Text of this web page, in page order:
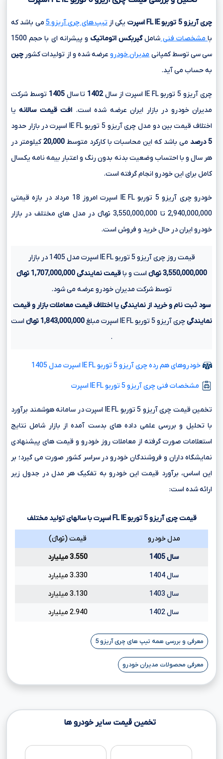
چری آریزو5 توربوIE
FLاسپرت یکی از تیپ های چری آریزو 5
می باشد که
بامشخصات فنی شاملگیربکس اتوماتیک و پیشرانه ای با حجم 1500
سی سی توسط کمپانی مدیران خودروعرضه شده و از تولیدات کشور چین
به حساب می آید.
چری آریزو 5 توربو IE FL اسپرت از سال 1402 تا سال1405 توسط شرکت
مدیران خودرو در بازار ایران عرضه شده است. افت قیمت سالانهیا
اختلاف قیمت بین دو مدل چری آریزو 5 توربو IE FL اسپرت در بازار حدود
5 درصد
می باشد که این محاسبات با کارکرد متوسط 20,000 کیلومتر در
هر سال و با احتساب وضعیت بدنه بدون رنگ و اعتبار بیمه نامه یکسال
کامل برای این خودرو انجام گرفته است.
خودرو چری آریزو 5 توربو IE FL اسپرت امروز 18 مرداد در بازه قیمتی
2,940,000,000 تا 3,550,000,000 تومانءءء در مدل های مختلف در بازار
خودرو ایران در حال خرید و فروش است.
قیمت روز چری آریزو 5 توربو IE FL اسپرت مدل 1405 در بازار
3,550,000,000 تومانءءء
است و باقیمت نمایندگی1,707,000,000 تومانءءء
توسط شرکت مدیران خودرو عرضه می شود.
سود ثبت نام و خرید از نمایندگی یا اختلاف قیمت معاملات بازار و قیمت
نمایندگیچری آریزو 5 توربو IE FL اسپرت مبلغ 1,843,000,000 تومانءءء
است
.
خودروهای هم رده چری آریزو 5 توربو IE FL اسپرت مدل 1405
مشخصات فنی چری آریزو 5 توربو IE FL اسپرت
تخمین قیمت چری آریزو 5 توربو IE FL اسپرت در سامانه هوشمند برآورد
با تحلیل و بررسی علمی داده های بدست آمده از بازار شامل نتایج
استعلامات صورت گرفته از معاملات روز خودرو و قیمت های پیشنهادی
نمایشگاه داران و فروشندگان خودرو در سراسر کشور صورت می گیرد؛ بر
این اساس، برآورد قیمت این خودرو به تفکیک هر مدل در جدول زیر
ارائه شده است:
قیمت چری آریزو5توربوIE
FLاسپرت با سالهای تولید مختلف
مدل خودرو
قیمت (تومانءءء)
سال 1405
3.550 میلیارد
سال 1404
3.330 میلیارد
سال 1403
3.130 میلیارد
سال 1402
2.940 میلیارد
معرفی و بررسی همه تیپ های چری آریزو 5
معرفی محصولات مدیران خودرو
تخمین قیمت سایر خودرو ها